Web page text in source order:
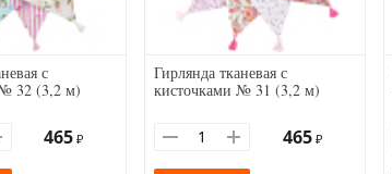
с
32 (3,2 м)
465 ₽
Гирлянда тканевая с
кисточками № 31 (3,2 м)
465 ₽